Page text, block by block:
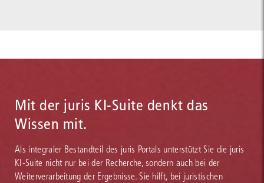
Mit der juris KI-Suite denkt das
Wissen mit.
Als integraler Bestandteil des juris Portals unterstützt Sie die juris
KI-Suite nicht nur bei der Recherche, sondern auch bei der
Weiterverarbeitung der Ergebnisse. Sie hilft, bei juristischen